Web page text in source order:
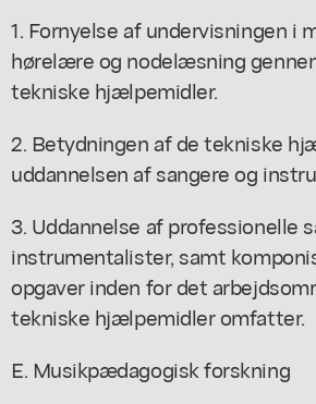
1. Fornyelse af undervisningen i
hørelære og nodelæsning
tekniske hjælpemidler.
2. Betydningen af de tekniske
uddannelsen af sangere og
3. Uddannelse af professionelle
instrumentalister, samt
opgaver inden for det
tekniske hjælpemidler omfatter.
E. Musikpædagogisk forskning